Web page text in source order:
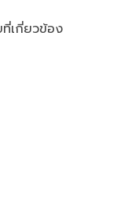
เกี่ยวข้อง